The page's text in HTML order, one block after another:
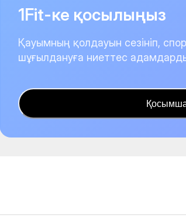
1Fit-ке қосылыңыз
Қауымның қолдауын сезініп,
шұғылдануға ниеттес